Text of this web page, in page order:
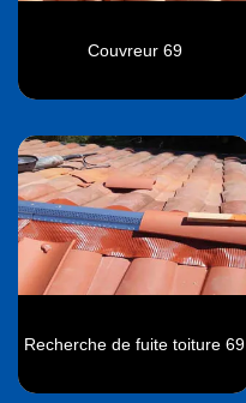
Couvreur 69
Recherche de fuite toiture 69